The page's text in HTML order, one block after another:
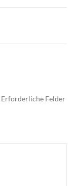
Erforderliche Felder